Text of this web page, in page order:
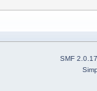
SMF 2.0.17